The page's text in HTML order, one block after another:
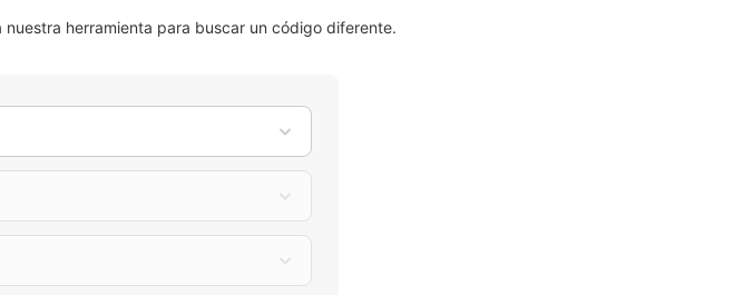
nuestra herramienta para buscar un código diferente.